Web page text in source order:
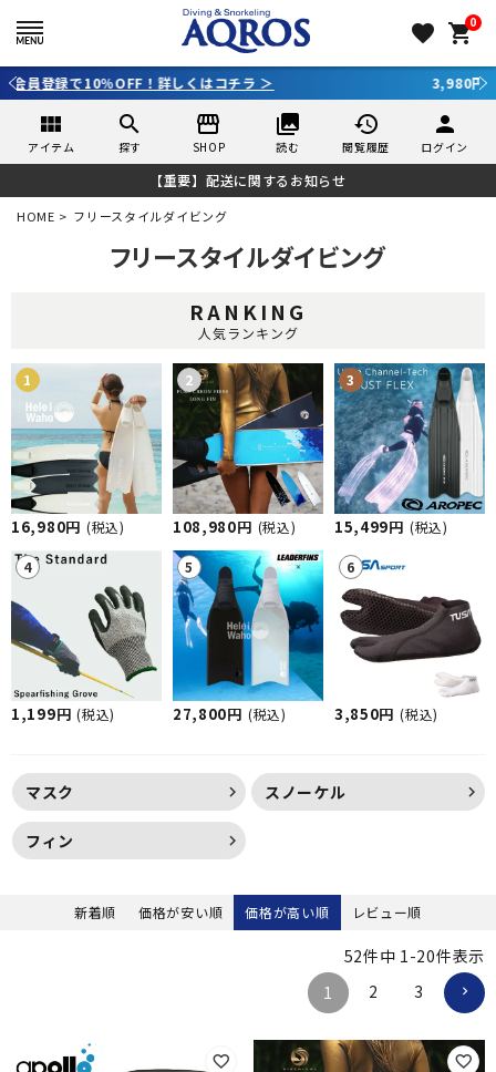
favorite 0
shopping_cart
3,980円（税込）以上のご購入で送料無料！
view_module
アイテム
search
探す
storefront
SHOP
collections
読む
history
閲覧履歴
person
ログイン
【重要】配送に関するお知らせ
HOME フリースタイルダイビング
フリースタイルダイビング
RANKING
人気ランキング
16,980円 (税込) 108,980円 (税込) 15,499円 (税込)
1,199円 (税込) 27,800円 (税込) 3,850円 (税込)
マスク スノーケル
フィン
新着順 価格が安い順 価格が高い順 レビュー順
52件中 1 -20件表示
1
2 3